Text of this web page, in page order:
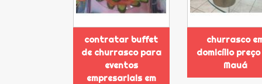
contratar buffet
de churrasco para
eventos
empresariais em
churrasco
domicílio preço
Mauá